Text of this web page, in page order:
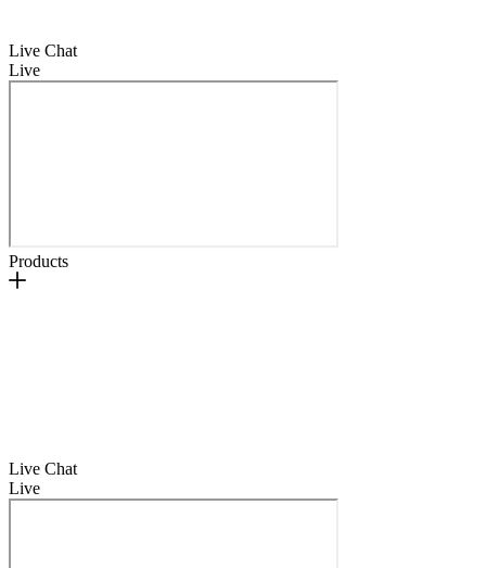
Live Chat
Live
Products
Live Chat
Live